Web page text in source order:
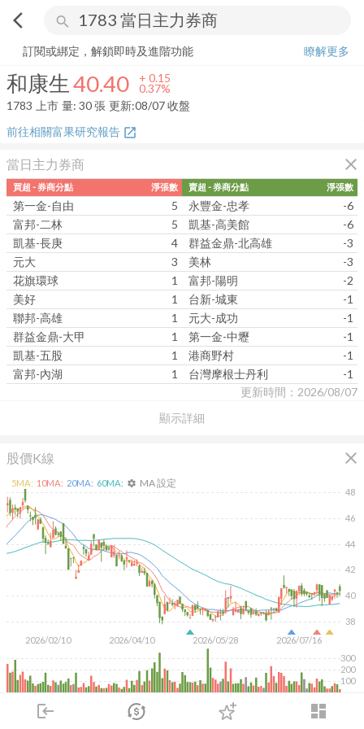
arrow_back_ios search
login dashboard
市場 登入
和康生 40.40 + 0.37%
訂閱或綁定，解鎖即時及進階功能
瞭解更多
和康生 40.40 + 0.15
0.37%
1783
上市 量: 30張 更新:08/07 收盤
前往相關富果研究報告 open_in_new
當日主力券商 close
顯示詳細
買超 - 券商分點 淨張數
第一金-自由
5
富邦-二林
5
凱基-長庚
4
元大
3
花旗環球
1
美好
1
聯邦-高雄
1
群益金鼎-大甲
1
凱基-五股
1
富邦-內湖
1
賣超 - 券商分點 淨張數
永豐金-忠孝
-6
凱基-高美館
-6
群益金鼎-北高雄
-3
美林
-3
富邦-陽明
-2
台新-城東
-1
元大-成功
-1
第一金-中壢
-1
港商野村
-1
台灣摩根士丹利
-1
更新時間：2026/08/07
股價K線 close
2026/02/10 2026/04/10 2026/05/28 2026/07/16
38
40
42
44
46
48
100
200
300
5MA: 10MA: 20MA: 60MA: settings MA 設定
KD RSI 手勢操作